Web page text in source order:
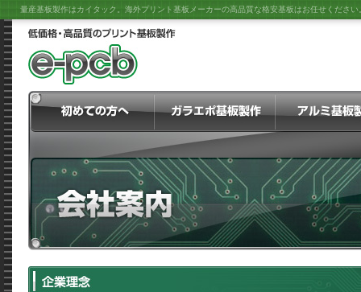
量産基板製作はカイタック。海外プリント基板メーカーの高品質な格安基板はお任せください